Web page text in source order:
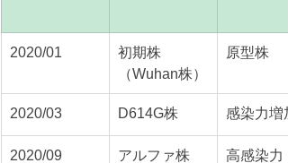
2020/01
初期株
（Wuhan株）
原型株
2020/03 D614G株 感染力増
2020/09
アルファ株
高感染力